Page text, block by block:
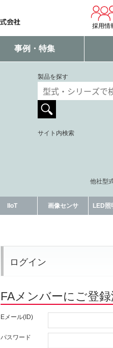
採用情
事例・特集
製品を探す
サイト内検索
他社型
IIoT 画像センサ LED照
ログイン
FAメンバーにご登
Eメール(ID)
パスワード